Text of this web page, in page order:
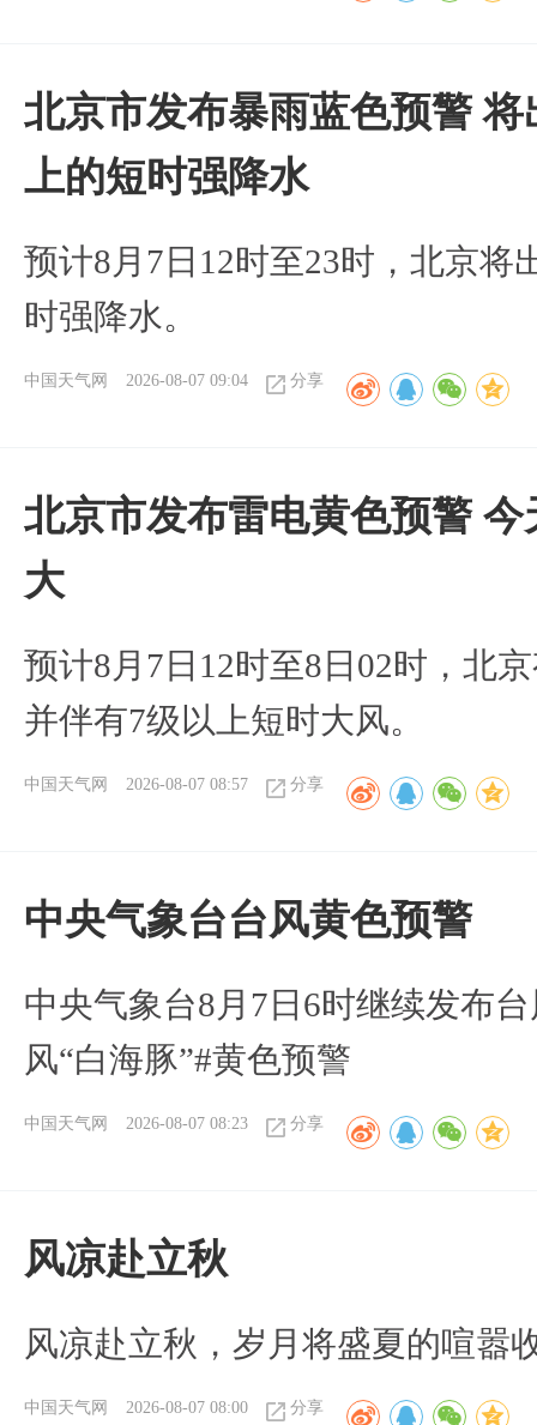
北京市发布暴雨蓝色预警
上的短时强降水
预计8月7日12时至23时，北京将
时强降水。
中国天气网 2026-08-07 09:04 分享
北京市发布雷电黄色预警
大
预计8月7日12时至8日02时，北
并伴有7级以上短时大风。
中国天气网 2026-08-07 08:57 分享
​中央气象台台风黄色预警
中央气象台8月7日6时继续发布
风“白海豚”#黄色预警
中国天气网 2026-08-07 08:23 分享
风凉赴立秋
风凉赴立秋，岁月将盛夏的喧嚣
中国天气网 2026-08-07 08:00 分享